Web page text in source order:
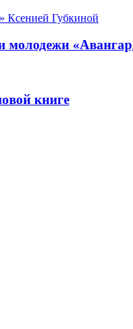
молодежи
книге